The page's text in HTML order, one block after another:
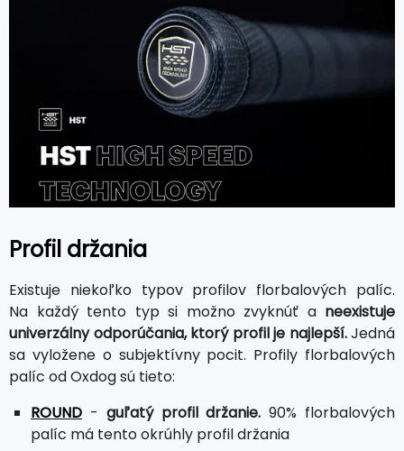
Profil držania
Existuje niekoľko typov profilov florbalových palíc.
Na každý tento typ si možno zvyknúť a neexistuje
univerzálny odporúčania, ktorý profil je najlepší.Jedná
sa vyložene o subjektívny pocit. Profily florbalových
palíc od Oxdog sú tieto:
ROUND - guľatý profil držanie. 90% florbalových
palíc má tento okrúhly profil držania